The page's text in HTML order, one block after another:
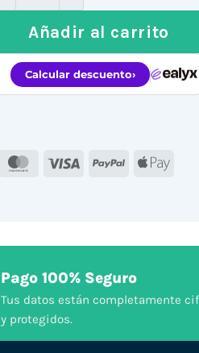
Añadir al carrito
MasterCard
Visa PayPal Apple
Pago 100% Seguro
Tus datos están completamente
y protegidos.